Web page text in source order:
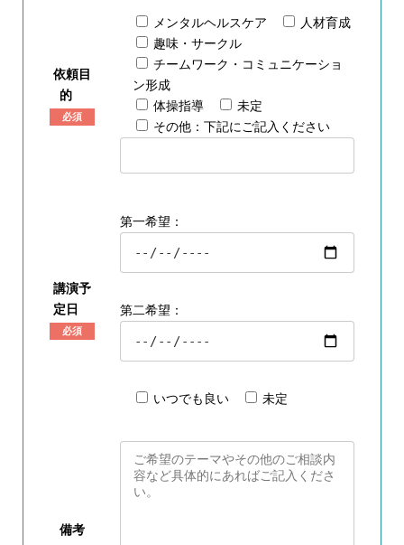
依頼目
的
必須
メンタルヘルスケア
人材育成
趣味・サークル
チームワーク・コミュニケーショ
ン形成
体操指導
未定
その他：下記にご記入ください
講演予
定日
必須
第一希望：
第二希望：
いつでも良い 未定
備考